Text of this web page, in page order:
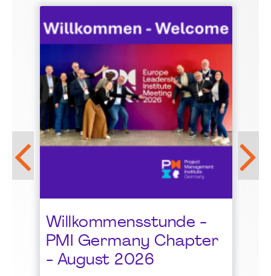
Willkommensstunde -
PMI Germany Chapter
- August 2026